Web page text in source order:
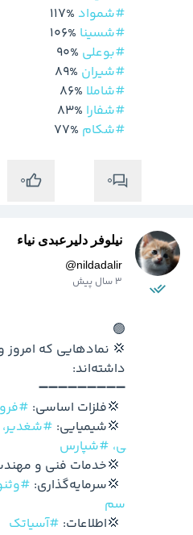
#شمواد
#شسینا
#بوعلی
#شیران
#شاملا
#شفارا
#شکام
0
0
نیلوفر دلیرعبدی نیاء
@nildadalir
3 سال پیش
💢 نمادهایی که امروز
💢فلزات اساسی:
💢شیمیایی: #شغدیر،
ی، #شپارس
💢خدمات فنی و
💢سرمایه‌گذاری:
سم
💢اطلاعات: #آسیاتک